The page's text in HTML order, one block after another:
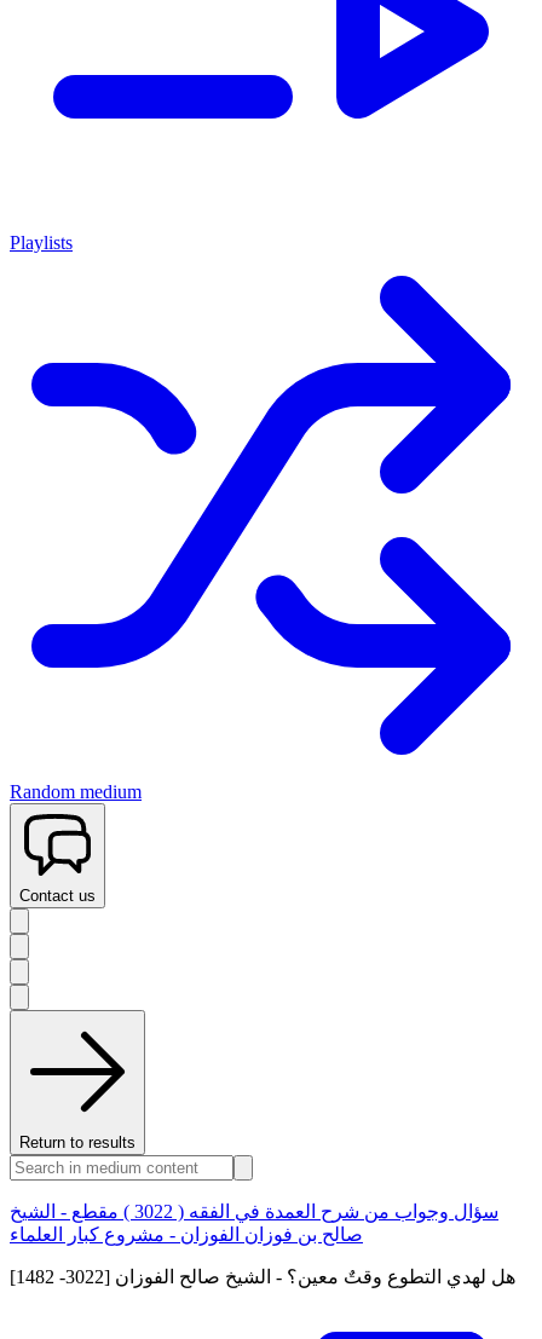
Playlists
Random medium
Contact us
Return to results
سؤال وجواب من شرح العمدة في الفقه ( 3022 ) مقطع - الشيخ
صالح بن فوزان الفوزان - مشروع كبار العلماء
[1482 -3022] هل لهدي التطوع وقتٌ معين؟ - الشيخ صالح الفوزان